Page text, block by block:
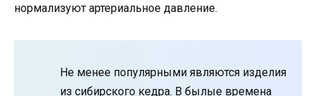
нормализуют артериальное давление.
Не менее популярными являются изделия
из сибирского кедра. В былые времена